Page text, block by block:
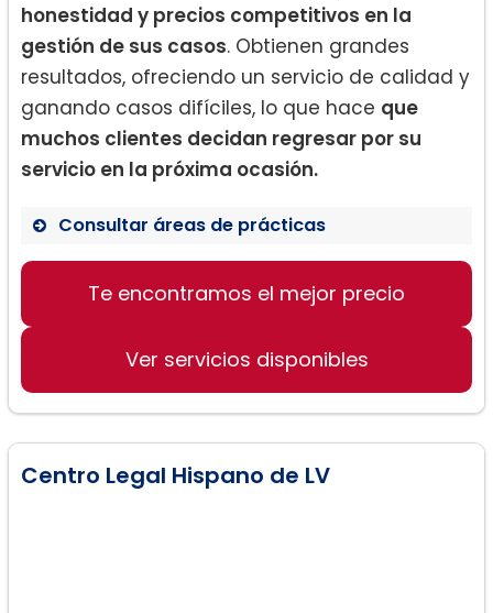
honestidad y precios competitivos en la
gestión de sus casos. Obtienen grandes
resultados, ofreciendo un servicio de calidad y
ganando casos difíciles, lo que hace que
muchos clientes decidan regresar por su
servicio en la próxima ocasión.
Consultar áreas de prácticas
Asilo político
Accidentes de tráfico
Te encontramos el mejor precio
Ver servicios disponibles
Centro Legal Hispano de LV